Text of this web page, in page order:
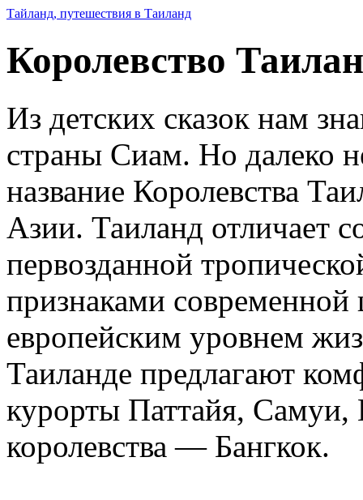
Тайланд, путешествия в Таиланд
Королевство
Из детских сказок нам
страны Сиам. Но далеко
название Королевства
Азии. Таиланд отличает
первозданной
признаками современной
европейским уровнем
Таиланде предлагают
курорты Паттайя, Самуи,
королевства — Бангкок.